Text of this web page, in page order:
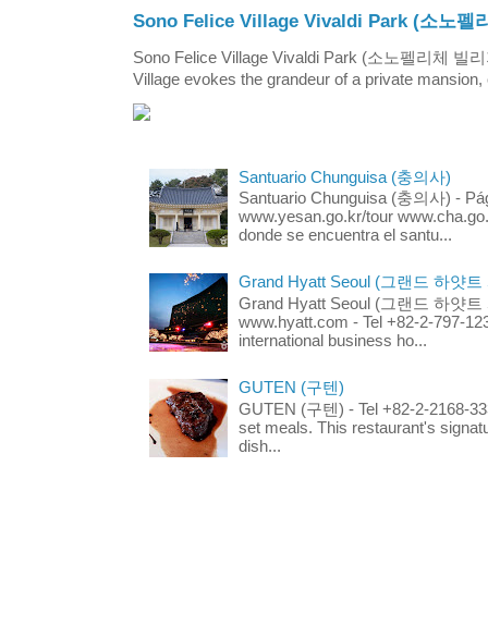
Sono Felice Village Vivaldi Park (소노펠
Sono Felice Village Vivaldi Park (소노펠리체 빌
Village evokes the grandeur of a private
Santuario Chunguisa (충의사)
Santuario Chunguisa (충의사) -
www.yesan.go.kr/tour
donde se encuentra el santu...
Grand Hyatt Seoul (그랜드 하얏트
Grand Hyatt Seoul (그랜드 하얏트
www.hyatt.com - Tel +82-2-797-
international business ho...
GUTEN (구텐)
GUTEN (구텐) - Tel +82-2-2168-
set meals. This restaurant's
dish...